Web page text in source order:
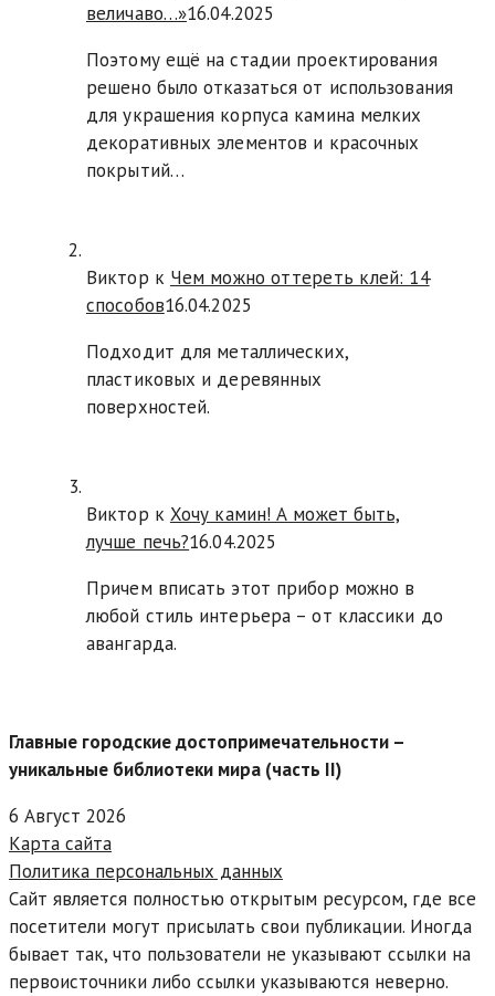
величаво…»16.04.2025
Поэтому ещё на стадии проектирования
решено было отказаться от использования
для украшения корпуса камина мелких
декоративных элементов и красочных
покрытий…
Виктор к Чем можно оттереть клей: 14
способов16.04.2025
Подходит для металлических,
пластиковых и деревянных
поверхностей.
Виктор к Хочу камин! А может быть,
лучше печь?16.04.2025
Причем вписать этот прибор можно в
любой стиль интерьера – от классики до
авангарда.
Главные городские достопримечательности –
уникальные библиотеки мира (часть II)
6 Август 2026
Карта сайта
Политика персональных данных
Сайт является полностью открытым ресурсом, где все
посетители могут присылать свои публикации. Иногда
бывает так, что пользователи не указывают ссылки на
первоисточники либо ссылки указываются неверно.